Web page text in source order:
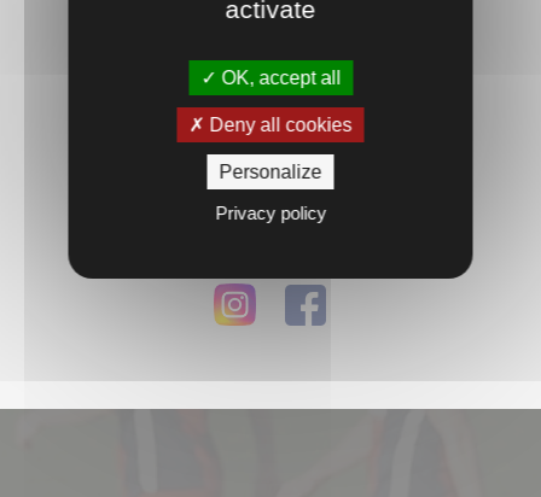
MONTBÉLIARD (25)
Découvrir
activate
OK, accept all
Deny all cookies
Personalize
Privacy policy